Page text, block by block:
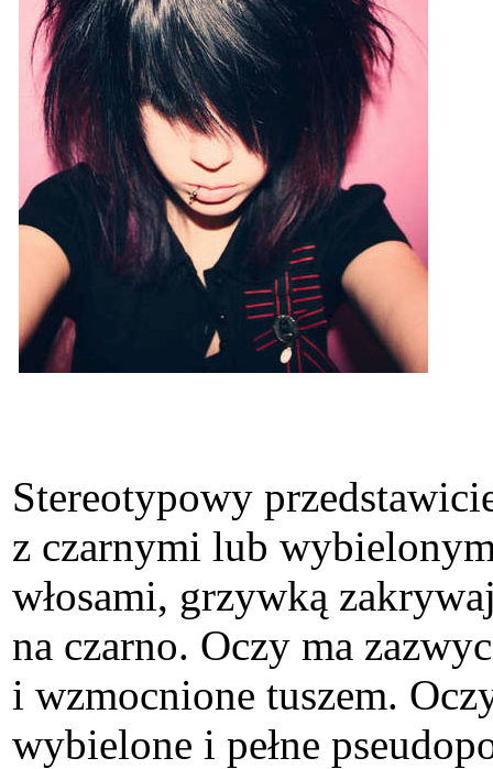
Stereotypowy
z czarnymi lub
włosami, grzywką
na czarno. Oczy ma
i wzmocnione tuszem.
wybielone i pełne